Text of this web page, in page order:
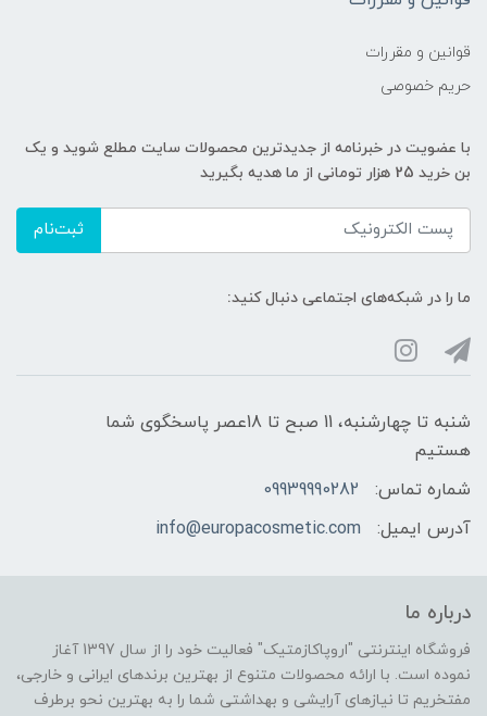
قوانین و مقررات
حریم خصوصی
با عضویت در خبرنامه از جدیدترین محصولات سایت مطلع شوید و یک
بن خرید 25 هزار تومانی از ما هدیه بگیرید
ثبت‌نام
ما را در شبکه‌های اجتماعی دنبال کنید:
شنبه تا چهارشنبه، 11 صبح تا 18عصر پاسخگوی شما
هستیم
شماره تماس:
09939990282
آدرس ایمیل:
info@europacosmetic.com
درباره ما
فروشگاه اینترنتی "اروپاکازمتیک" فعالیت خود را از سال 1397 آغاز
نموده است. با ارائه محصولات متنوع از بهترین برندهای ایرانی و خارجی،
مفتخریم تا نیازهای آرایشی و بهداشتی شما را به بهترین نحو برطرف